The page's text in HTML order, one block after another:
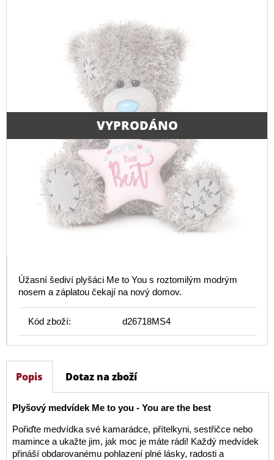
VYPRODÁNO
Úžasní šediví plyšáci Me to You s roztomilým modrým
nosem a záplatou čekají na nový domov.
Kód zboží: d26718MS4
Popis Dotaz na zboží
Plyšový medvídek Me to you - You are the best
Pořiďte medvídka své kamarádce, přítelkyni, sestřičce nebo
mamince a ukažte jim, jak moc je máte rádi! Každý medvídek
přináší obdarovanému pohlazení plné lásky, radosti a